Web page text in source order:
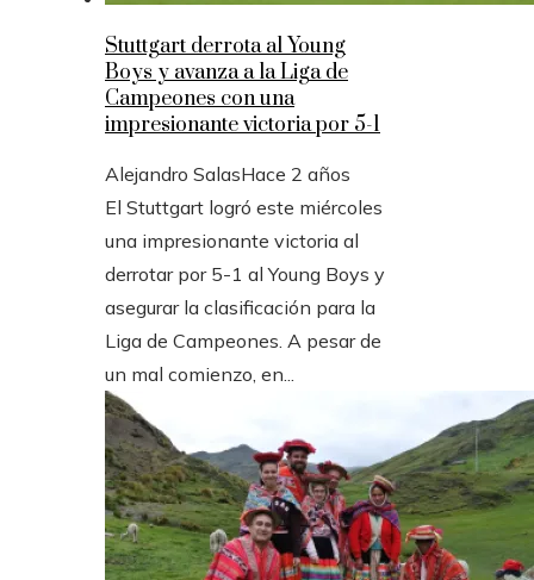
Stuttgart derrota al Young
Boys y avanza a la Liga de
Campeones con una
impresionante victoria por 5-1
Alejandro SalasHace 2 años
El Stuttgart logró este miércoles
una impresionante victoria al
derrotar por 5-1 al Young Boys y
asegurar la clasificación para la
Liga de Campeones. A pesar de
un mal comienzo, en...